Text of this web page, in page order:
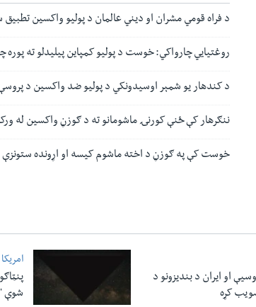
د فراه قومي مشران او دیني عالمان د پولیو واکسين
روغتیایي چارواکي: خوست د پولیو کمپاین پیلیدلو ته
د کندهار یو شمېر اوسیدونکي د پوليو ضد واکسین د
ننګرهار کې ځنې کورنۍ ماشومانو ته د ګوزڼ واکسین له
خوست کې په ګوزڼ د اخته ماشوم کیسه او اړونده ستونزې
او ایران د بندیزونو د
کړه
امریکا
شوې